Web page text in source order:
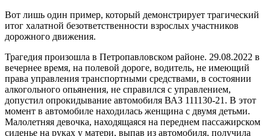
Вот лишь один пример, который демонстрирует трагический
итог халатной безответственности взрослых участников
дорожного движения.
Трагедия произошла в Петропавловском районе. 29.08.2022 в
вечернее время, на полевой дороге, водитель, не имеющий
права управления транспортными средствами, в состоянии
алкогольного опьянения, не справился с управлением,
допустил опрокидывание автомобиля ВАЗ 111130-21. В этот
момент в автомобиле находилась женщина с двумя детьми.
Малолетняя девочка, находящаяся на переднем пассажирском
сиденье на руках у матери, выпав из автомобиля, получила